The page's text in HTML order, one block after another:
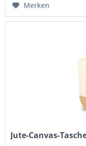
Merken
Jute-Canvas-